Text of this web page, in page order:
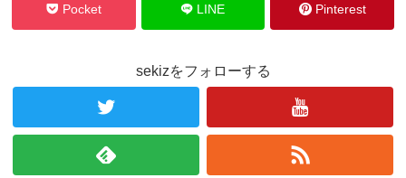
Pocket LINE Pinterest
sekizをフォローする